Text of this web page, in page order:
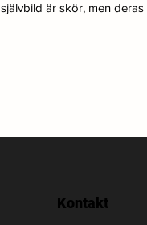
självbild är skör, men
Kontakt